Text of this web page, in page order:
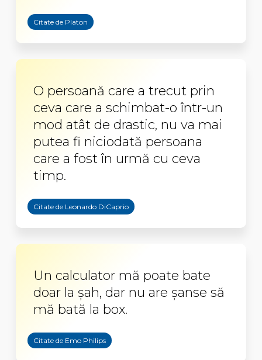
Citate de Platon
O persoană care a trecut prin
ceva care a schimbat-o într-un
mod atât de drastic, nu va mai
putea fi niciodată persoana
care a fost în urmă cu ceva
timp.
Citate de Leonardo DiCaprio
Un calculator mă poate bate
doar la şah, dar nu are şanse să
mă bată la box.
Citate de Emo Philips